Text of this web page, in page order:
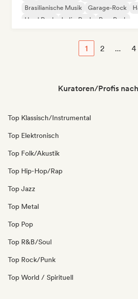
Brasilianische Musik
Garage-Rock
Hard Rock
Indie-Rock Pop-Punk
1 2 ... 4
Kuratoren/Profis
Top Klassisch/Instrumental
Top Elektronisch
Top Folk/Akustik
Top Hip-Hop/Rap
Top Jazz
Top Metal
Top Pop
Top R&B/Soul
Top Rock/Punk
Top World / Spirituell